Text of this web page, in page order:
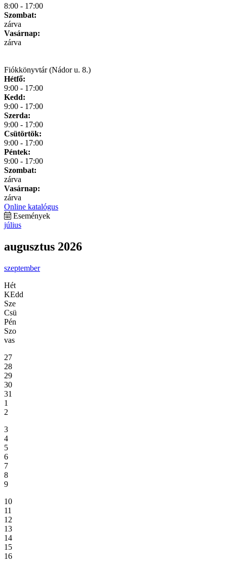
8:00 - 17:00
Szombat:
zárva
Vasárnap:
zárva
Fiókkönyvtár (Nádor u. 8.)
Hétfő:
9:00 - 17:00
Kedd:
9:00 - 17:00
Szerda:
9:00 - 17:00
Csütörtök:
9:00 - 17:00
Péntek:
9:00 - 17:00
Szombat:
zárva
Vasárnap:
zárva
Online katalógus
Események
július
augusztus 2026
szeptember
Hét
KEdd
Sze
Csü
Pén
Szo
vas
27
28
29
30
31
1
2
3
4
5
6
7
8
9
10
11
12
13
14
15
16